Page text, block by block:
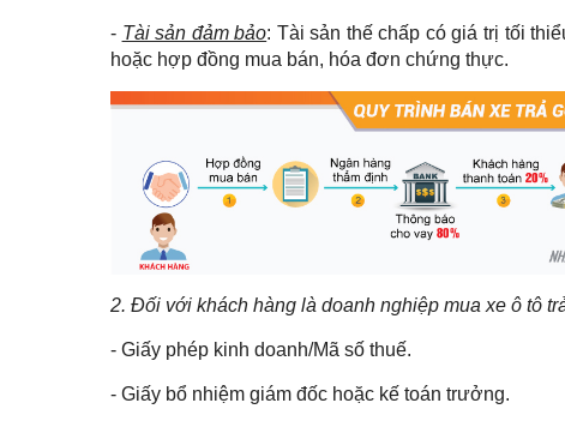
- Tài sản đảm bảo: Tài sản thế chấp có giá trị tối
hoặc hợp đồng mua bán, hóa đơn chứng thực.
2. Đối với khách hàng là doanh nghiệp mua xe ô tô
- Giấy phép kinh doanh/Mã số thuế.
- Giấy bổ nhiệm giám đốc hoặc kế toán trưởng.